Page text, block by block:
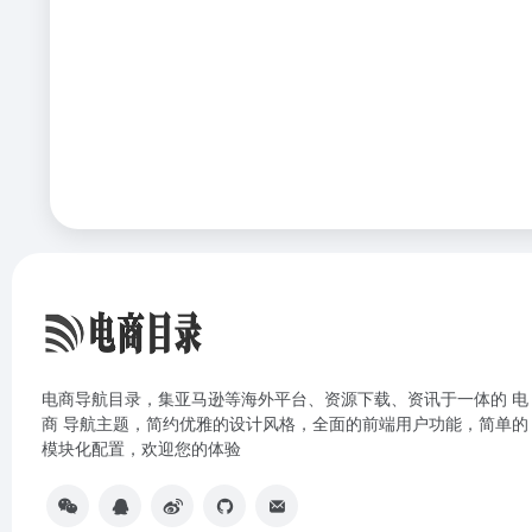
电商导航目录，集亚马逊等海外平台、资源下载、资讯于一体的 电
商 导航主题，简约优雅的设计风格，全面的前端用户功能，简单的
模块化配置，欢迎您的体验